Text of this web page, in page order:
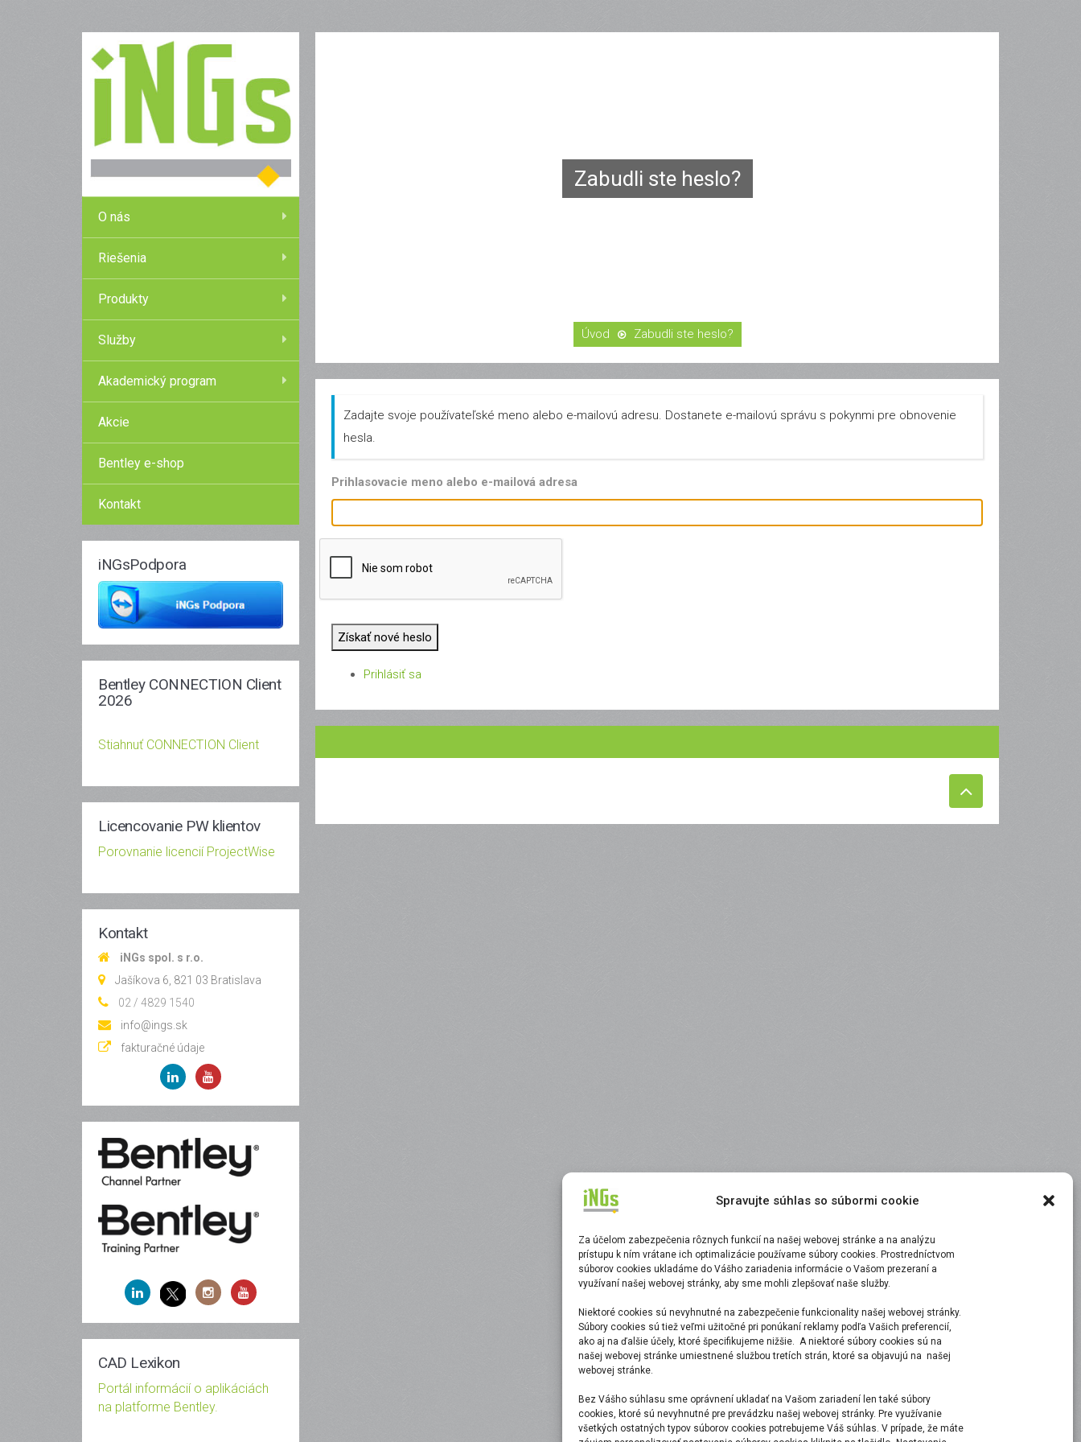
Spravujte súhlas so súbormi cookie
Za účelom zabezpečenia rôznych funkcií na našej webovej stránke a na analýzu
prístupu k ním vrátane ich optimalizácie používame súbory cookies. Prostredníctvom
súborov cookies ukladáme do Vášho zariadenia informácie o Vašom prezeraní a
využívaní našej webovej stránky, aby sme mohli zlepšovať naše služby.
Niektoré cookies sú nevyhnutné na zabezpečenie funkcionality našej webovej stránky.
Súbory cookies sú tiež veľmi užitočné pri ponúkaní reklamy podľa Vašich preferencií,
ako aj na ďalšie účely, ktoré špecifikujeme nižšie. A niektoré súbory cookies sú na
našej webovej stránke umiestnené službou tretích strán, ktoré sa objavujú na našej
webovej stránke.
Bez Vášho súhlasu sme oprávnení ukladať na Vašom zariadení len také súbory
cookies, ktoré sú nevyhnutné pre prevádzku našej webovej stránky. Pre využívanie
všetkých ostatných typov súborov cookies potrebujeme Váš súhlas. V prípade, že máte
O nás
Riešenia
Produkty
Služby
Akademický program
Akcie
Bentley e-shop
Kontakt
iNGsPodpora
Bentley CONNECTION Client
2026
Stiahnuť CONNECTION Client
Licencovanie PW klientov
Porovnanie licencií ProjectWise
Kontakt
iNGs spol. s r.o.
Jašíkova 6, 821 03 Bratislava
02 / 4829 1540
info@ings.sk
fakturačné údaje
CAD Lexikon
Portál informácií o aplikáciách
na platforme Bentley.
Zabudli ste heslo?
Zabudli ste heslo?
Zadajte svoje používateľské meno alebo e-mailovú adresu. Dostanete e-mailovú správu s pokynmi pre obnovenie
hesla.
Prihlasovacie meno alebo e-mailová adresa
Získať nové heslo
Prihlásiť sa